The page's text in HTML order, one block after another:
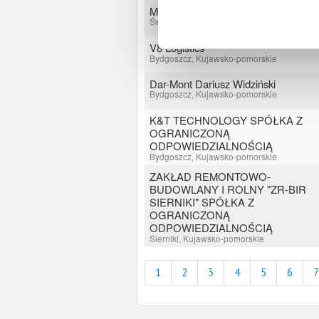
MARCIN MICHAŁ KERNER
Świecie, Kujawsko-pomorskie
V8 Logistics
Bydgoszcz, Kujawsko-pomorskie
Dar-Mont Dariusz Widziński
Bydgoszcz, Kujawsko-pomorskie
K&T TECHNOLOGY SPÓŁKA Z
OGRANICZONĄ
ODPOWIEDZIALNOŚCIĄ
Bydgoszcz, Kujawsko-pomorskie
ZAKŁAD REMONTOWO-
BUDOWLANY I ROLNY "ZR-BIR
SIERNIKI" SPÓŁKA Z
OGRANICZONĄ
ODPOWIEDZIALNOŚCIĄ
Sierniki, Kujawsko-pomorskie
1 2 3 4 5 6 7